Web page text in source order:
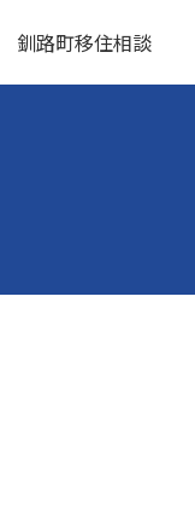
釧路町移住相談